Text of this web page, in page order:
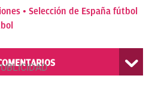
Selección de España fútbol